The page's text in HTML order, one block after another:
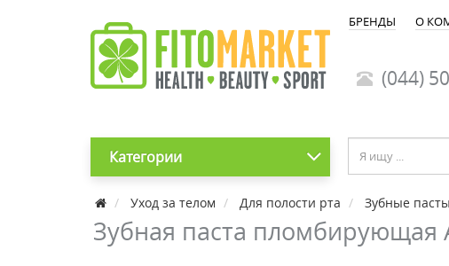
БРЕНДЫ О
(044)
Категории
Уход за телом Для полости рта Зубные пасты
Зубная паста пломбирующая